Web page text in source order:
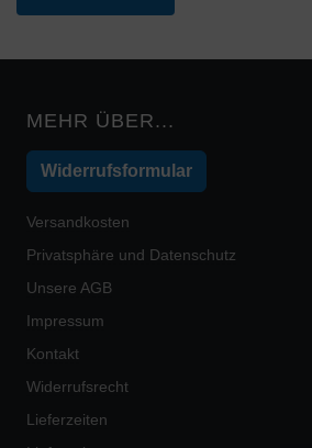
MEHR ÜBER...
Widerrufsformular
Versandkosten
Privatsphäre und Datenschutz
Unsere AGB
Impressum
Kontakt
Widerrufsrecht
Lieferzeiten